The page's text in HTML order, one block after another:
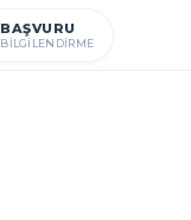
BAŞVURU
BİLGİLENDİRME